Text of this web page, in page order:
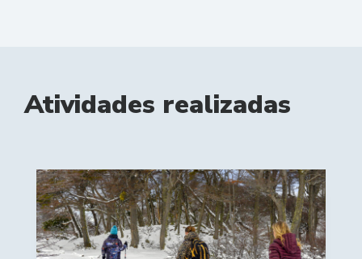
Atividades realizadas